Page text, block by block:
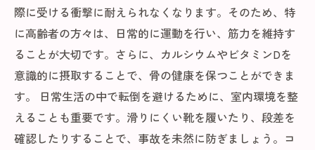
際に受ける衝撃に耐えられなくなります。そのため、特
に高齢者の方々は、日常的に運動を行い、筋力を維持す
ることが大切です。さらに、カルシウムやビタミンDを
意識的に摂取することで、骨の健康を保つことができま
す。 日常生活の中で転倒を避けるために、室内環境を整
えることも重要です。滑りにくい靴を履いたり、段差を
確認したりすることで、事故を未然に防ぎましょう。コ